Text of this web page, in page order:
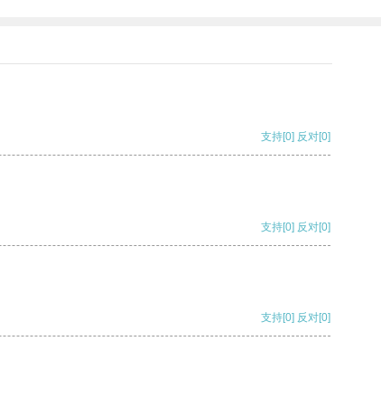
支持[0] 反对[0]
支持[0] 反对[0]
支持[0] 反对[0]